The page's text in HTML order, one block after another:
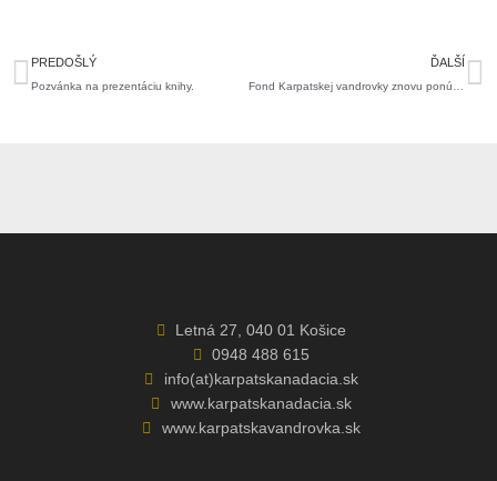
Prev
PREDOŠLÝ
Pozvánka na prezentáciu knihy.
ĎALŠÍ
Letná 27, 040 01 Košice
0948 488 615
info(at)karpatskanadacia.sk
www.karpatskanadacia.sk
www.karpatskavandrovka.sk